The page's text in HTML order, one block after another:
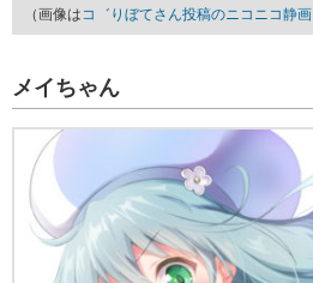
（画像は コ゛りぼてさん投稿のニコニコ静画
メイちゃん